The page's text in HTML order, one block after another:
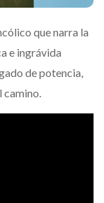
que narra la
e ingrávida
de potencia,